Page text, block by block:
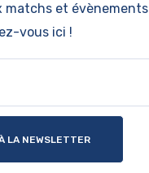
matchs et évènements
vous ici !
LA NEWSLETTER